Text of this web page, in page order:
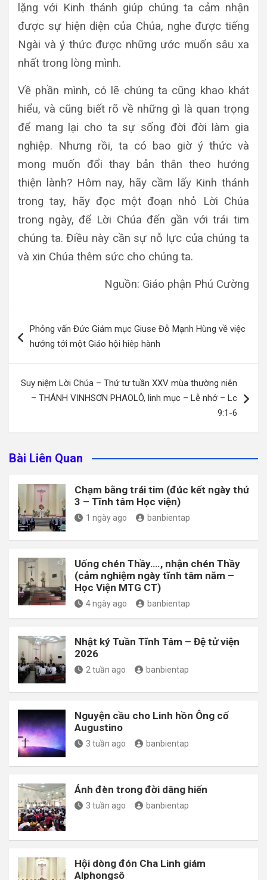
lặng với Kinh thánh giúp chúng ta cảm nhận
được sự hiện diện của Chúa, nghe được tiếng
Ngài và ý thức được những ước muốn sâu xa
nhất trong lòng mình.
Về phần mình, có lẽ chúng ta cũng khao khát
hiểu, và cũng biết rõ về những gì là quan trọng
để mang lại cho ta sự sống đời đời làm gia
nghiệp. Nhưng rồi, ta có bao giờ ý thức và
mong muốn đổi thay bản thân theo hướng
thiện lành? Hôm nay, hãy cầm lấy Kinh thánh
trong tay, hãy đọc một đoạn nhỏ Lời Chúa
trong ngày, để Lời Chúa đến gần với trái tim
chúng ta. Điều này cần sự nỗ lực của chúng ta
và xin Chúa thêm sức cho chúng ta.
Nguồn: Giáo phận Phú Cường
hướng
viết
Phỏng vấn Đức Giám mục Giuse Đỗ Mạnh Hùng về việc
hướng tới một Giáo hội hiêp hành
Suy niệm Lời Chúa – Thứ tư tuần XXV mùa thường niên
– THÁNH VINHSƠN PHAOLÔ, linh mục – Lễ nhớ – Lc
9:1-6
Bài Liên Quan
Chạm bằng trái tim (đúc kết ngày thứ
3 – Tĩnh tâm Học viện)
1 ngày ago banbientap
Uống chén Thầy…., nhận chén Thầy
(cảm nghiệm ngày tĩnh tâm năm –
Học Viện MTG CT)
4 ngày ago banbientap
Nhật ký Tuần Tĩnh Tâm – Đệ tử viện
2026
2 tuần ago banbientap
Nguyện cầu cho Linh hồn Ông cố
Augustino
3 tuần ago banbientap
Ánh đèn trong đời dâng hiến
3 tuần ago banbientap
Hội dòng đón Cha Linh giám
Alphongsô